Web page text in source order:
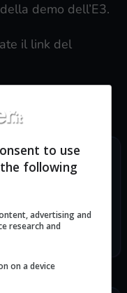
demo dell’E3.
il link del
to use
following
advertising and
research and
on a device